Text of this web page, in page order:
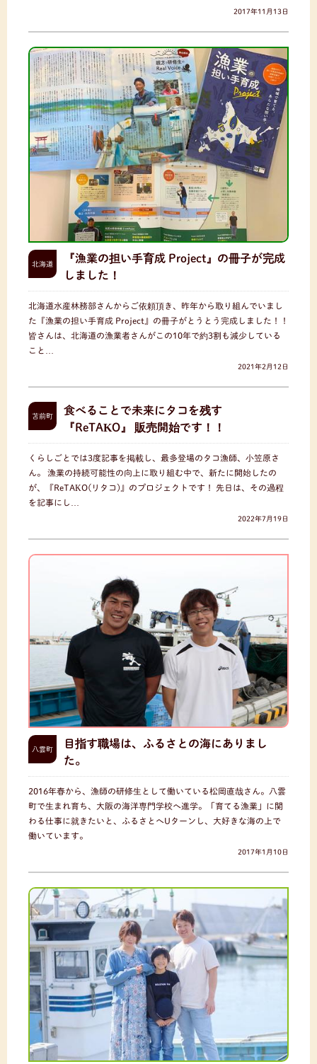
2017年11月13日
北海道
『漁業の担い手育成 Project』の冊子が完成
しました！
北海道水産林務部さんからご依頼頂き、昨年から取り組んでいまし
た『漁業の担い手育成 Project』の冊子がとうとう完成しました！！
皆さんは、北海道の漁業者さんがこの10年で約3割も減少している
こと…
2021年2月12日
苫前町
食べることで未来にタコを残す
『ReTAKO』 販売開始です！！
くらしごとでは3度記事を掲載し、最多登場のタコ漁師、小笠原さ
ん。 漁業の持続可能性の向上に取り組む中で、新たに開始したの
が、『ReTAKO(リタコ)』のプロジェクトです！ 先日は、その過程
を記事にし…
2022年7月19日
八雲町
目指す職場は、ふるさとの海にありまし
た。
2016年春から、漁師の研修生として働いている松岡直哉さん。八雲
町で生まれ育ち、大阪の海洋専門学校へ進学。「育てる漁業」に関
わる仕事に就きたいと、ふるさとへUターンし、大好きな海の上で
働いています。
2017年1月10日